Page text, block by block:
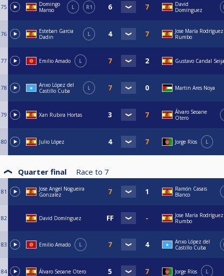
75
Domingo
Manso
L R1
David
Domínguez
76
Esteban Garcia
Dadin
L
Jose María Rodríguez
Rumbo
77 Emilio Amado L Gustavo Candal
78
Anxo López del
Castillo Cuba
L Martin Ares Noya
79 Xan Rubira Hortas
Álvaro Seoane
Otero
80 Julio López Jorge Ríos L
Quarter final Race to 7
81
Jose Angel Nogueira
Gonzalez
Ramón Casais
Blanco
82 David Domínguez
Jose María Rodríguez
Rumbo
83 Emilio Amado L
Anxo López del
Castillo Cuba
84 Álvaro Seoane Otero Jorge Ríos L